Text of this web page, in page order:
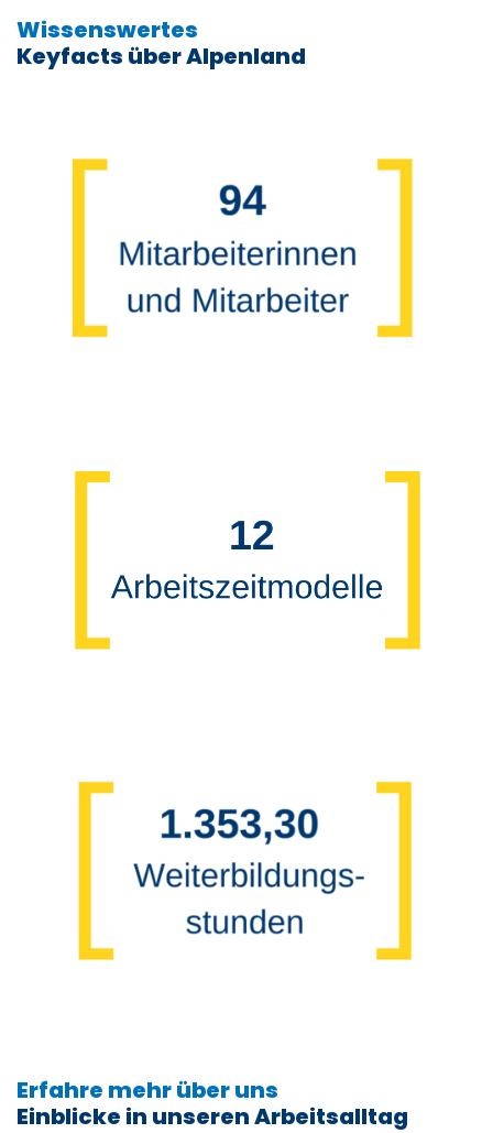
Keyfacts über Alpenland
Wissenswertes
Einblicke in unseren Arbeitsalltag
Erfahre mehr über uns